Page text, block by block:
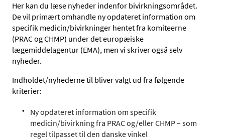
Her kan du læse nyheder indenfor bivirkningsområdet.
De vil primært omhandle ny opdateret information om
specifik medicin/bivirkninger hentet fra komiteerne
(PRAC og CHMP) under det europæiske
lægemiddelagentur (EMA), men vi skriver også selv
nyheder.
Indholdet/nyhederne til bliver valgt ud fra følgende
kriterier:
Ny opdateret information om specifik
medicin/bivirkning fra PRAC og/eller CHMP – som
regel tilpasset til den danske vinkel